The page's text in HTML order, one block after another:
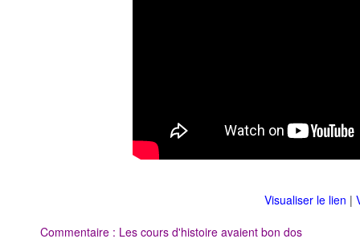
Visualiser le lien |
Commentaire : Les cours d'histoire avaient bon dos